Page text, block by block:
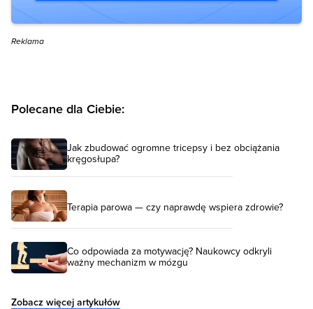
Reklama
Polecane dla Ciebie:
Jak zbudować ogromne tricepsy i bez obciążania
kręgosłupa?
Terapia parowa — czy naprawdę wspiera zdrowie?
Co odpowiada za motywację? Naukowcy odkryli
ważny mechanizm w mózgu
Zobacz więcej artykułów